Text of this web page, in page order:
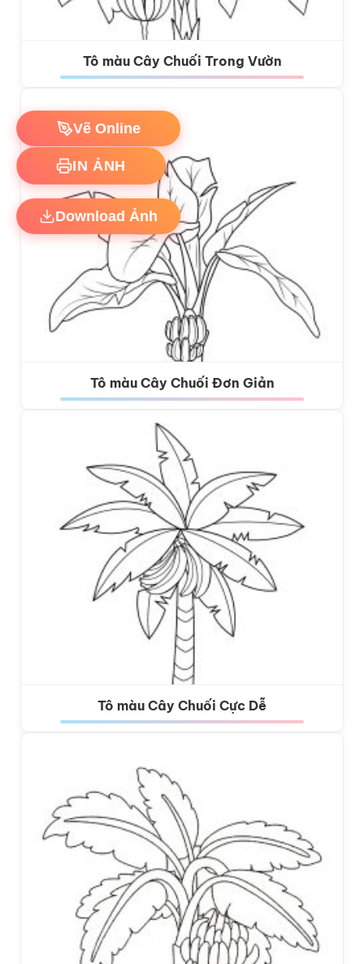
Tô màu Cây Chuối Trong Vườn
Tô màu Cây Chuối Đơn Giản
Tô màu Cây Chuối Cực Dễ
Vẽ Online
IN ẢNH
Download Ảnh